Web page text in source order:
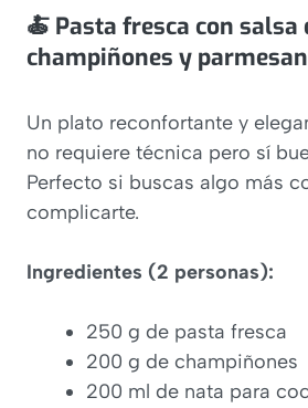
🍝 Pasta fresca con salsa
champiñones y
Un plato reconfortante y
no requiere técnica pero sí
Perfecto si buscas algo más
complicarte.
Ingredientes (2 personas):
250 g de pasta fresca
200 g de champiñones
200 ml de nata para